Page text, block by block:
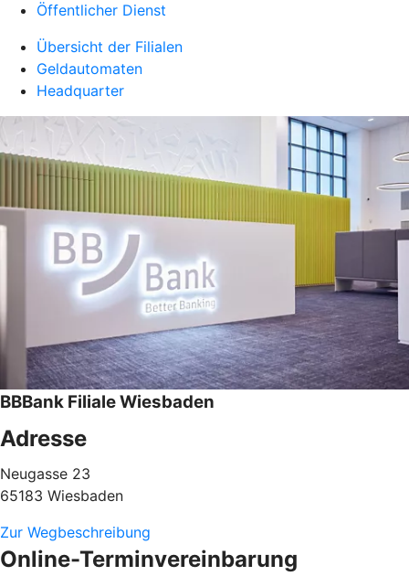
Öffentlicher Dienst
Übersicht der Filialen
Geldautomaten
Headquarter
BBBank Filiale Wiesbaden
Adresse
Neugasse 23
65183 Wiesbaden
Zur Wegbeschreibung
Online-Terminvereinbarung